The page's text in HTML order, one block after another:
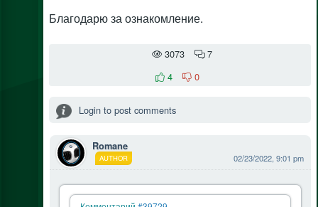
Благодарю за ознакомление.
3073
7
4
0
Login to post comments
Romane
AUTHOR 02/23/2022, 9:01 pm